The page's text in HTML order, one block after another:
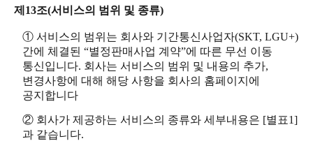
제13조(서비스의 범위 및 종류)
① 서비스의 범위는 회사와 기간통신사업자(SKT, LGU+)
간에 체결된 “별정판매사업 계약”에 따른 무선 이동
통신입니다. 회사는 서비스의 범위 및 내용의 추가,
변경사항에 대해 해당 사항을 회사의 홈페이지에
공지합니다
② 회사가 제공하는 서비스의 종류와 세부내용은 [별표1]
과 같습니다.